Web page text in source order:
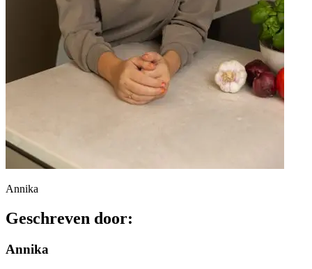
Annika
Geschreven door:
Annika